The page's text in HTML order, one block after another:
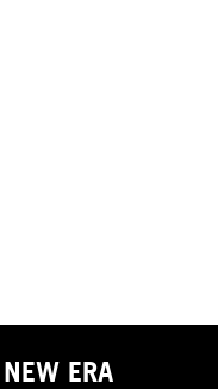
ERA